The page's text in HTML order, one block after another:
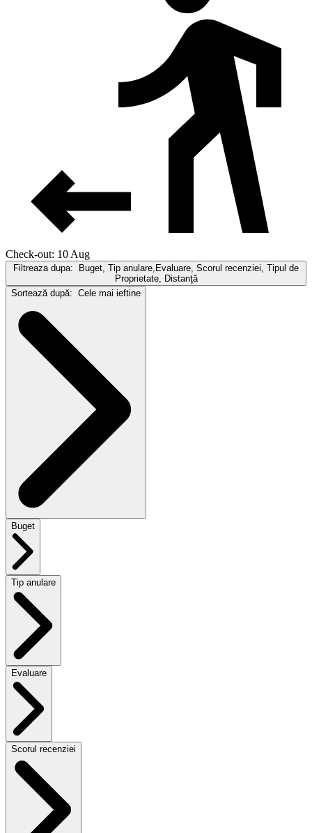
Check-out: 10 Aug
Filtreaza dupa:
Buget, Tip anulare,Evaluare, Scorul recenziei, Tipul de
Proprietate, Distanţă
Sortează după: Cele mai ieftine
Buget
Tip anulare
Evaluare
Scorul recenziei